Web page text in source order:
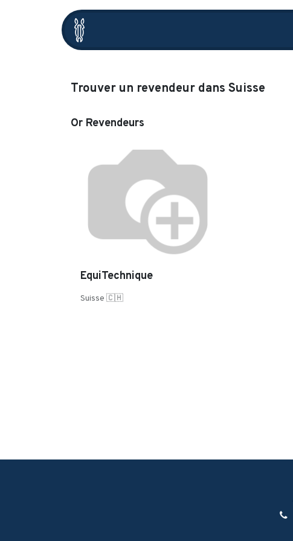
Trouver un revendeur dans Suisse
Or Revendeurs
EquiTechnique
Suisse 🇨🇭